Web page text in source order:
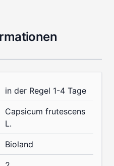
in der Regel 1-4 Tage
Capsicum frutescens
L.
Bioland